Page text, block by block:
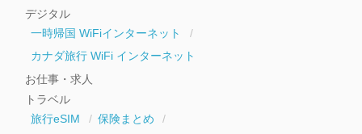
デジタル
一時帰国 WiFiインターネット
カナダ旅行 WiFi インターネット
お仕事・求人
トラベル
旅行eSIM
保険まとめ